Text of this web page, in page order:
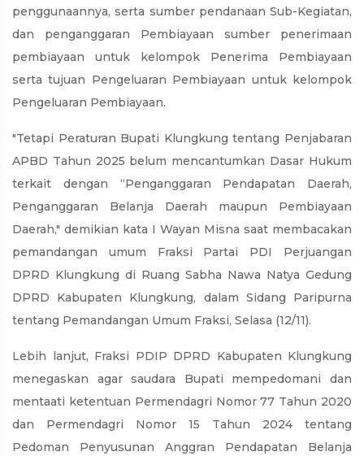
penggunaannya, serta sumber pendanaan Sub-Kegiatan,
dan penganggaran Pembiayaan sumber penerimaan
pembiayaan untuk kelompok Penerima Pembiayaan
serta tujuan Pengeluaran Pembiayaan untuk kelompok
Pengeluaran Pembiayaan.
"Tetapi Peraturan Bupati Klungkung tentang Penjabaran
APBD Tahun 2025 belum mencantumkan Dasar Hukum
terkait dengan “Penganggaran Pendapatan Daerah,
Penganggaran Belanja Daerah maupun Pembiayaan
Daerah," demikian kata I Wayan Misna saat membacakan
pemandangan umum Fraksi Partai PDI Perjuangan
DPRD Klungkung di Ruang Sabha Nawa Natya Gedung
DPRD Kabupaten Klungkung, dalam Sidang Paripurna
tentang Pemandangan Umum Fraksi, Selasa (12/11).
Lebih lanjut, Fraksi PDIP DPRD Kabupaten Klungkung
menegaskan agar saudara Bupati mempedomani dan
mentaati ketentuan Permendagri Nomor 77 Tahun 2020
dan Permendagri Nomor 15 Tahun 2024 tentang
Pedoman Penyusunan Anggran Pendapatan Belanja